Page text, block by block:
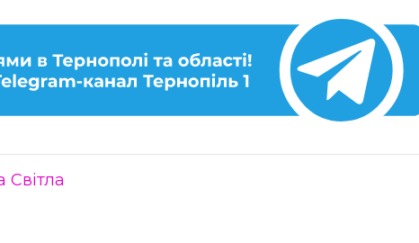
Світла